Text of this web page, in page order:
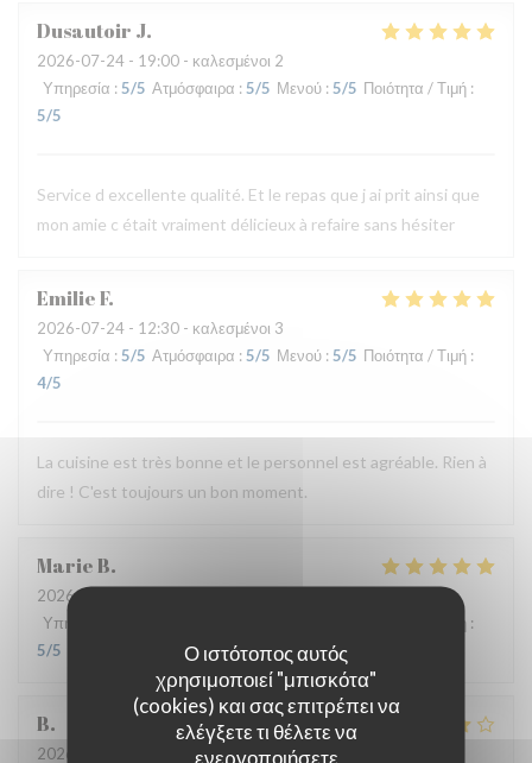
Ο ιστότοπος αυτός
χρησιμοποιεί "μπισκότα"
(cookies) και σας επιτρέπει να
ελέγξετε τι θέλετε να
ενεργοποιήσετε
Dusautoir J
2026-07-24 - 19:00 - καλεσμένοι 2
Υπηρεσία : 5/5 Ατμόσφαιρα : 5/5 Μενού : 5/5 Ποιότητα / Τιμή :
5/5
Service d excellente qualité. Et le repas que j ai prit ainsi que
mon amie c était vraiment délicieux à refaire sans hésiter
EmilieF
2026-07-24 - 12:30 - καλεσμένοι 3
Υπηρεσία :5/5 Ατμόσφαιρα : 5/5 Μενού : 5/5 Ποιότητα / Τιμή :
4/5
La cuisine est très bonne et le personnel est agréable. Rien à
dire ! C'est toujours un bon moment.
MarieB
2026-07-21
Υπηρεσία
Ποιότητα / Τιμή :
5/5
B
2026-07-08
- 20:00 - καλεσμένοι 4